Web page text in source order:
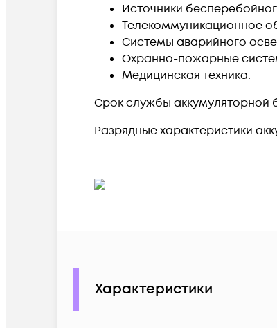
Источники
Телекоммуникационное
Системы аварийного
Охранно-пожарные
Медицинская техника.
Срок службы аккумуляторной
Разрядные характеристики
Характеристики